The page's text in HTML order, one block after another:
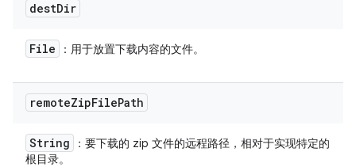
destDir
File ：用于放置下载内容的文件。
remoteZipFilePath
String
：要下载的 zip 文件的远程路径，相对于实现特定的
根目录。